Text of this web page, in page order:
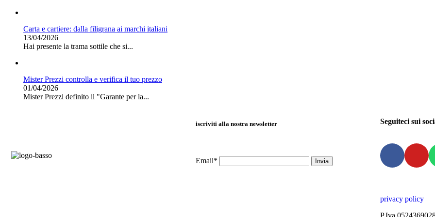
Carta e cartiere: dalla filigrana ai marchi italiani
13/04/2026
Hai presente la trama sottile che si...
Mister Prezzi controlla e verifica il tuo prezzo
01/04/2026
Mister Prezzi definito il "Garante per la...
iscriviti alla nostra newsletter
Email*
Seguiteci sui
privacy policy
P.Iva